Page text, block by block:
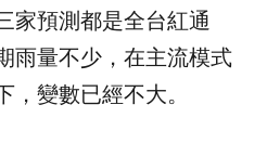
家預測都是全台紅通
雨量不少，在主流模式
，變數已經不大。